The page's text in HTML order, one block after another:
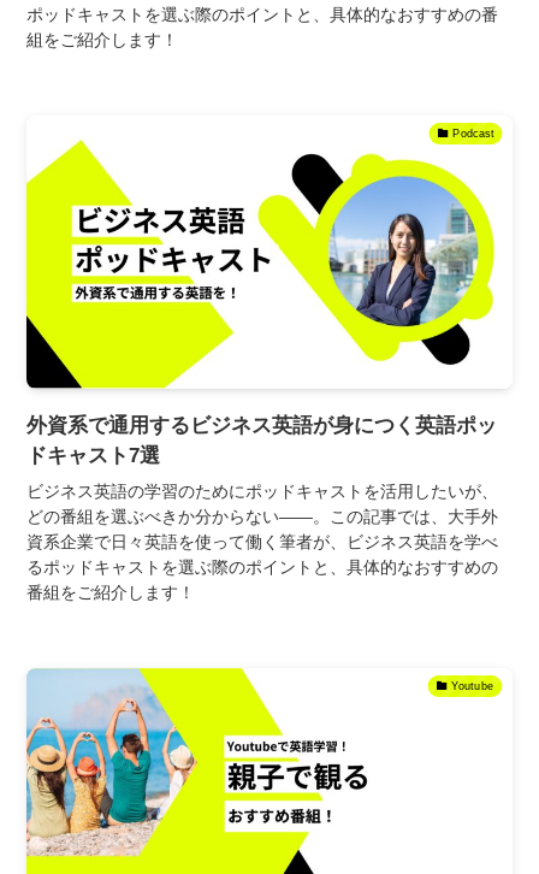
ポッドキャストを選ぶ際のポイントと、具体的なおすすめの番
組をご紹介します！
Podcast
外資系で通用するビジネス英語が身につく英語ポッ
ドキャスト7選
ビジネス英語の学習のためにポッドキャストを活用したいが、
どの番組を選ぶべきか分からない――。この記事では、大手外
資系企業で日々英語を使って働く筆者が、ビジネス英語を学べ
るポッドキャストを選ぶ際のポイントと、具体的なおすすめの
番組をご紹介します！
Youtube